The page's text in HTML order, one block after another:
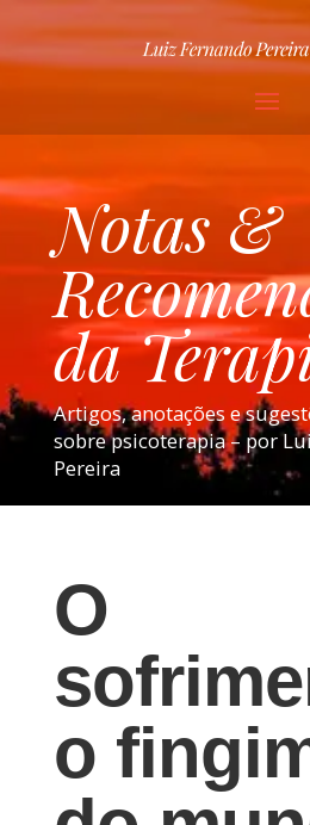
Notas &
da
Artigos, anotações e
sobre psicoterapia – por
Pereira
O
o